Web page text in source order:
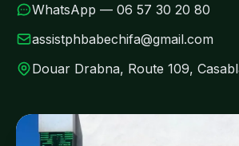
WhatsApp — 06 57 30 20 80
assistphbabechifa@gmail.com
Douar Drabna, Route 109,